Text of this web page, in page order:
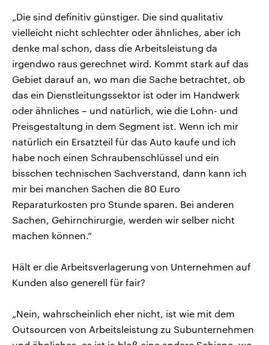
„Die sind definitiv günstiger. Die sind qualitativ
vielleicht nicht schlechter oder ähnliches, aber ich
denke mal schon, dass die Arbeitsleistung da
irgendwo raus gerechnet wird. Kommt stark auf das
Gebiet darauf an, wo man die Sache betrachtet, ob
das ein Dienstleitungssektor ist oder im Handwerk
oder ähnliches – und natürlich, wie die Lohn- und
Preisgestaltung in dem Segment ist. Wenn ich mir
natürlich ein Ersatzteil für das Auto kaufe und ich
habe noch einen Schraubenschlüssel und ein
bisschen technischen Sachverstand, dann kann ich
mir bei manchen Sachen die 80 Euro
Reparaturkosten pro Stunde sparen. Bei anderen
Sachen, Gehirnchirurgie, werden wir selber nicht
machen können.“
Hält er die Arbeitsverlagerung von Unternehmen auf
Kunden also generell für fair?
„Nein, wahrscheinlich eher nicht, ist wie mit dem
Outsourcen von Arbeitsleistung zu Subunternehmen